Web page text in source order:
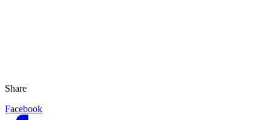
Share
Facebook